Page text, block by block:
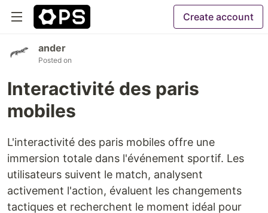
Create account
ander
Posted on
Interactivité des paris
mobiles
L'interactivité des paris mobiles offre une
immersion totale dans l'événement sportif. Les
utilisateurs suivent le match, analysent
activement l'action, évaluent les changements
tactiques et recherchent le moment idéal pour